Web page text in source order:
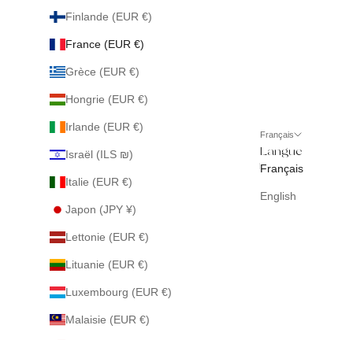
Finlande (EUR €)
France (EUR €)
Grèce (EUR €)
Hongrie (EUR €)
Irlande (EUR €)
Israël (ILS ₪)
Italie (EUR €)
Japon (JPY ¥)
Lettonie (EUR €)
Lituanie (EUR €)
Luxembourg (EUR €)
Malaisie (EUR €)
Français
Langue
Français
English